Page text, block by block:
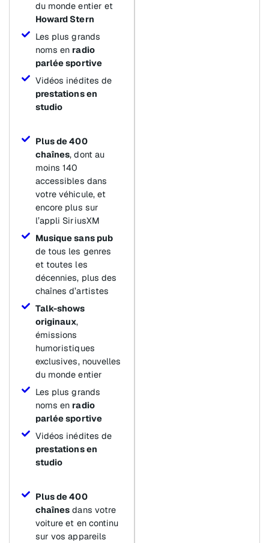
du monde entier et
Howard Stern
Les plus grands
noms en radio
parlée sportive
Vidéos inédites de
prestations en
studio
Plus de 400
chaînes, dont au
moins 140
accessibles dans
votre véhicule, et
encore plus sur
l’appli SiriusXM
Musique sans pub
de tous les genres
et toutes les
décennies, plus des
chaînes d’artistes
Talk-shows
originaux,
émissions
humoristiques
exclusives, nouvelles
du monde entier
Les plus grands
noms en radio
parlée sportive
Vidéos inédites de
prestations en
studio
Plus de 400
chaînes dans votre
voiture et en continu
sur vos appareils